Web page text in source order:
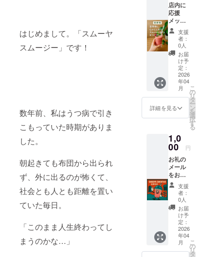
はじめまして。「スムーヤ
スムージー」です！
数年前、私はうつ病で引き
こもっていた時期がありま
した。
朝起きても布団から出られ
ず、外に出るのが怖くて、
社会とも人とも距離を置い
ていた毎日。
「このまま人生終わってし
まうのかな…」
店内に
応援
メッ
セージ
を掲示
(支援者
の声を
飾る) 支
援時、
必ず備
考欄に
掲示す
るメッ
セージ
をご記
入くだ
い。“ス
ムー
ジーで
健康に
なる”と
いう気
持ち
を、あ
なたの
言葉で
「健康
宣言」
として
残して
くださ
い。 私
支援
者：
0人
お届
け予
定：
2026
年04
月
詳細を見る
こ
の
リ
タ
ー
ン
を
選
択
す
る
1,0
00 円
お礼の
メール
をお送
り致し
ます。
一緒に
スムー
ジー革
命を起
こしま
しょ
う。
支援
者：
0人
お届
け予
定：
2026
年04
月
こ
の
リ
タ